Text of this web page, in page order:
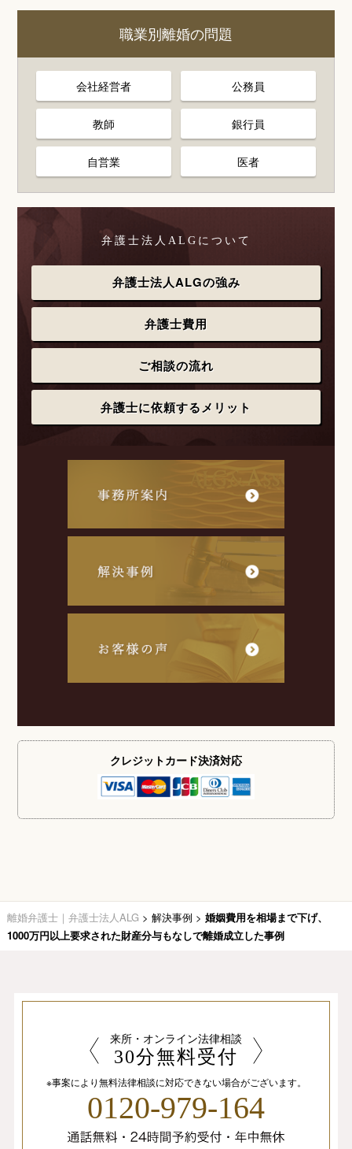
職業別離婚の問題
会社経営者 公務員
教師 銀行員
自営業 医者
弁護士法人ALGについて
弁護士法人ALGの強み
弁護士費用
ご相談の流れ
弁護士に依頼するメリット
クレジットカード決済対応
離婚弁護士｜弁護士法人ALG > 解決事例 > 婚姻費用を相場まで下げ、
1000万円以上要求された財産分与もなしで離婚成立した事例
来所・オンライン法律相談
30分無料受付
※事案により無料法律相談に対応できない場合がございます。
0120-979-164